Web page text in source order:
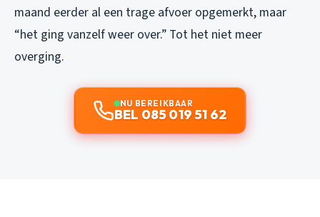
maand eerder al een trage afvoer opgemerkt, maar
“het ging vanzelf weer over.” Tot het niet meer
overging.
NU BEREIKBAAR
BEL 085 019 51 62